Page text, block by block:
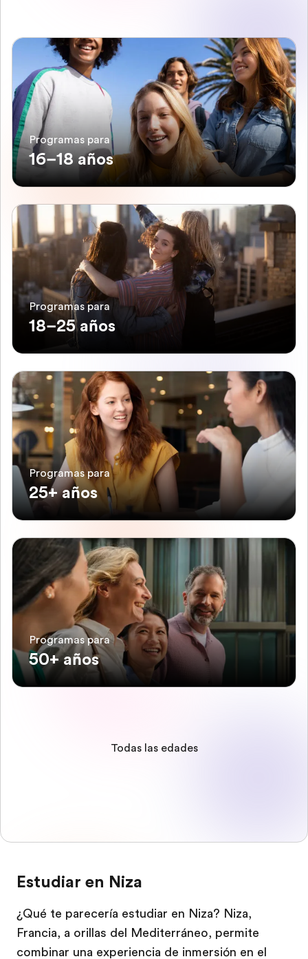
Programas para
16–18 años
Programas para
18–25 años
Programas para
25+ años
Programas para
50+ años
Todas las edades
Estudiar en Niza
¿Qué te parecería estudiar en Niza? Niza,
Francia, a orillas del Mediterráneo, permite
combinar una experiencia de inmersión en el